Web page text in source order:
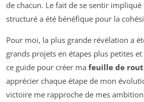
de chacun. Le fait de se sentir
structuré a été bénéfique pour la
Pour moi, la plus grande révélation a
grands projets en étapes plus petites
ce guide pour créer ma feuille de
apprécier chaque étape de mon
victoire me rapproche de mes